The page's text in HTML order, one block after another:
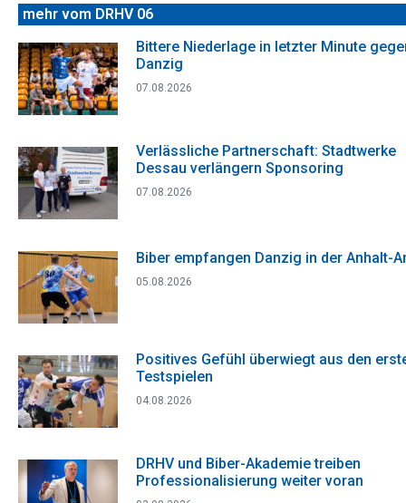
mehr vom DRHV 06
Bittere Niederlage in letzter Minute
Danzig
07.08.2026
Verlässliche Partnerschaft: Stadtwerke
Dessau verlängern Sponsoring
07.08.2026
Biber empfangen Danzig in der Anhalt-
05.08.2026
Positives Gefühl überwiegt aus den
Testspielen
04.08.2026
DRHV und Biber-Akademie treiben
Professionalisierung weiter voran